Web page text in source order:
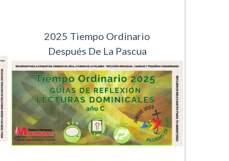
2025 Tiempo Ordinario
Después De La Pascua